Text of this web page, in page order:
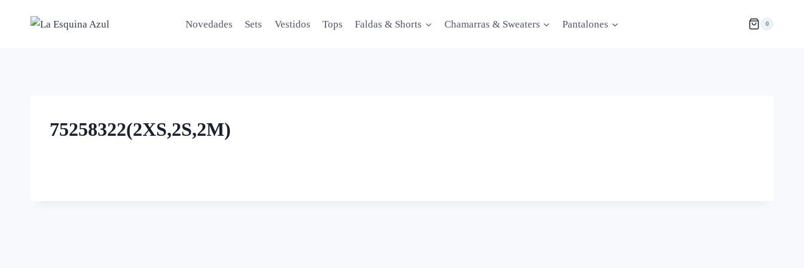
Novedades Sets Vestidos Tops Faldas & Shorts Chamarras & Sweaters Pantalones 0
75258322(2XS,2S,2M)